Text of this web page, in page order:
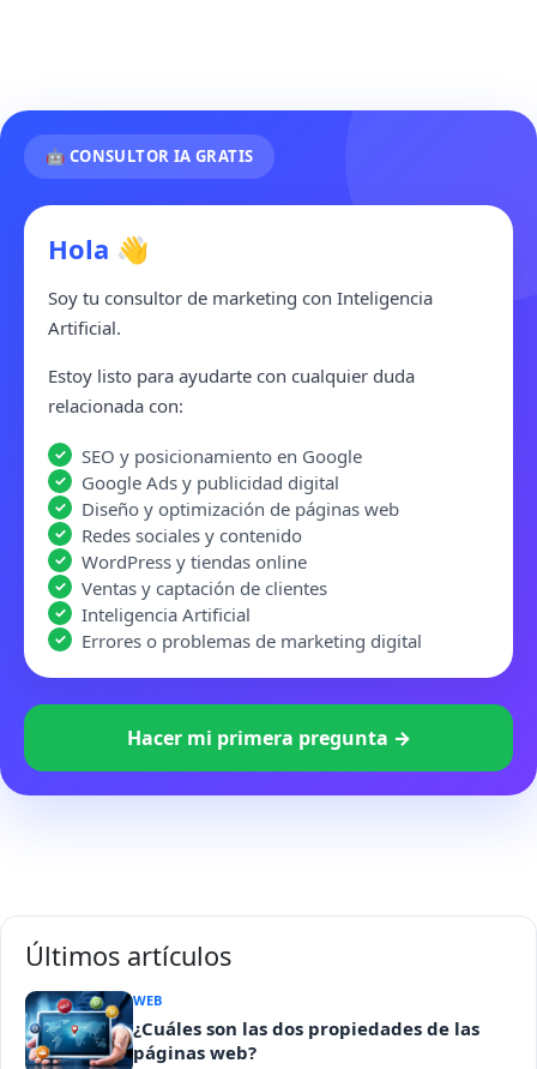
🤖 CONSULTOR IA GRATIS
Hola 👋
Soy tu consultor de marketing con Inteligencia
Artificial.
Estoy listo para ayudarte con cualquier duda
relacionada con:
SEO y posicionamiento en Google
Google Ads y publicidad digital
Diseño y optimización de páginas web
Redes sociales y contenido
WordPress y tiendas online
Ventas y captación de clientes
Inteligencia Artificial
Errores o problemas de marketing digital
Hacer mi primera pregunta →
Últimos artículos
WEB
¿Cuáles son las dos propiedades de las
páginas web?